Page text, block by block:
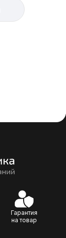
Гарантия
на товар